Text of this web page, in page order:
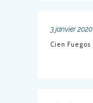
3 janvier 2020
Cien Fuegos